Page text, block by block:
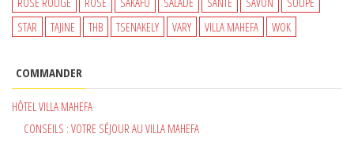
STAR
TAJINE THB TSENAKELY VARY VILLA MAHEFA WOK
COMMANDER
HÔTEL VILLA MAHEFA
CONSEILS : VOTRE SÉJOUR AU VILLA MAHEFA